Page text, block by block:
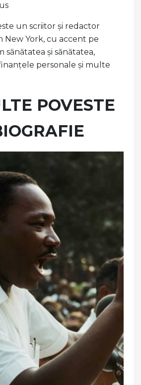
un scriitor și redactor
York, cu accent pe
sănătatea și sănătatea,
personale și multe
POVESTE